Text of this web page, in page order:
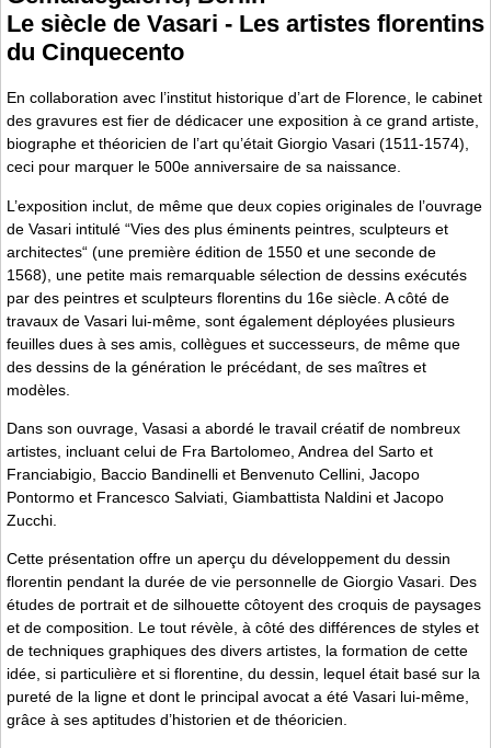
Le siècle de Vasari - Les artistes florentins
du Cinquecento
En collaboration avec l’institut historique d’art de Florence, le cabinet
des gravures est fier de dédicacer une exposition à ce grand artiste,
biographe et théoricien de l’art qu’était Giorgio Vasari (1511-1574),
ceci pour marquer le 500e anniversaire de sa naissance.
L’exposition inclut, de même que deux copies originales de l’ouvrage
de Vasari intitulé “Vies des plus éminents peintres, sculpteurs et
architectes“ (une première édition de 1550 et une seconde de
1568), une petite mais remarquable sélection de dessins exécutés
par des peintres et sculpteurs florentins du 16e siècle. A côté de
travaux de Vasari lui-même, sont également déployées plusieurs
feuilles dues à ses amis, collègues et successeurs, de même que
des dessins de la génération le précédant, de ses maîtres et
modèles.
Dans son ouvrage, Vasasi a abordé le travail créatif de nombreux
artistes, incluant celui de Fra Bartolomeo, Andrea del Sarto et
Franciabigio, Baccio Bandinelli et Benvenuto Cellini, Jacopo
Pontormo et Francesco Salviati, Giambattista Naldini et Jacopo
Zucchi.
Cette présentation offre un aperçu du développement du dessin
florentin pendant la durée de vie personnelle de Giorgio Vasari. Des
études de portrait et de silhouette côtoyent des croquis de paysages
et de composition. Le tout révèle, à côté des différences de styles et
de techniques graphiques des divers artistes, la formation de cette
idée, si particulière et si florentine, du dessin, lequel était basé sur la
pureté de la ligne et dont le principal avocat a été Vasari lui-même,
grâce à ses aptitudes d’historien et de théoricien.